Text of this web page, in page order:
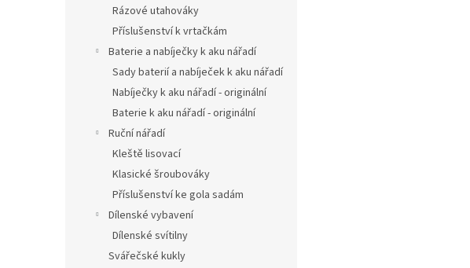
Rázové utahováky
Příslušenství k vrtačkám
Baterie a nabíječky k aku nářadí
Sady baterií a nabíječek k aku nářadí
Nabíječky k aku nářadí - originální
Baterie k aku nářadí - originální
Ruční nářadí
Kleště lisovací
Klasické šroubováky
Příslušenství ke gola sadám
Dílenské vybavení
Dílenské svítilny
Svářečské kukly